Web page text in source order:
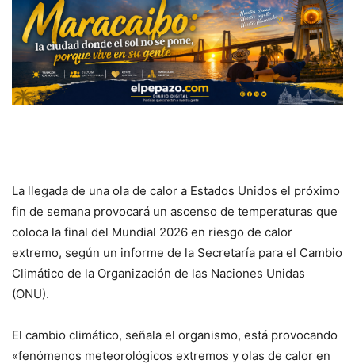
La llegada de una ola de calor a Estados Unidos el próximo
fin de semana provocará un ascenso de temperaturas que
coloca la final del Mundial 2026 en riesgo de calor
extremo, según un informe de la Secretaría para el Cambio
Climático de la Organización de las Naciones Unidas
(ONU).
El cambio climático, señala el organismo, está provocando
«fenómenos meteorológicos extremos y olas de calor en